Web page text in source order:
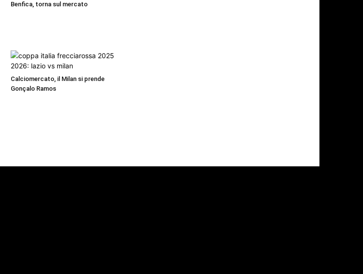
Benfica, torna sul mercato
Calciomercato, il Milan si prende
Gonçalo Ramos